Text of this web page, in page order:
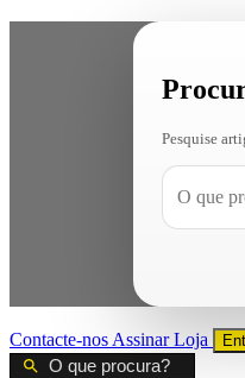
Pesquise
Contacte-nos AssinarLoja